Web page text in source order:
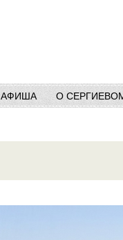
АФИША О